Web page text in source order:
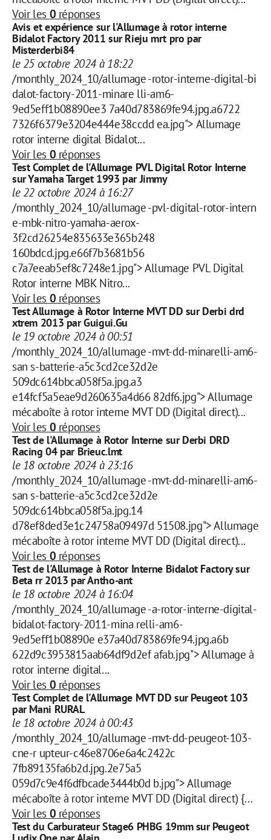
Voir les 0 réponses
Avis et expérience sur l'Allumage à rotor interne
Bidalot Factory 2011 sur Rieju mrt pro par
Misterderbi84
le 25 octobre 2024 à 18:22
/monthly_2024_10/allumage -rotor-interne-digital-bi
dalot-factory-2011-minare lli-am6-
9ed5eff1b08890ee3 7a40d783869fe94.jpg.a6722
7326f6379e3204e444e38ccdd ea.jpg"> Allumage
rotor interne digital Bidalot...
Voir les 0 réponses
Test Complet de l'Allumage PVL Digital Rotor Interne
sur Yamaha Target 1993 par Jimmy
le 22 octobre 2024 à 16:27
/monthly_2024_10/allumage -pvl-digital-rotor-intern
e-mbk-nitro-yamaha-aerox-
3f2cd26254e835633e365b248
160bdcd.jpg.e66f7b3681b56
c7a7eeab5ef8c7248e1.jpg"> Allumage PVL Digital
Rotor interne MBK Nitro...
Voir les 0 réponses
Test Allumage à Rotor Interne MVT DD sur Derbi drd
xtrem 2013 par Guigui.Gu
le 19 octobre 2024 à 00:51
/monthly_2024_10/allumage -mvt-dd-minarelli-am6-
san s-batterie-a5c3cd2ce32d2e
509dc614bbca058f5a.jpg.a3
e14fcf5a5eae9d260635a4d66 82df6.jpg"> Allumage
mécaboîte à rotor interne MVT DD (Digital direct)...
Voir les 0 réponses
Test de l'Allumage à Rotor Interne sur Derbi DRD
Racing 04 par Brieuc.lmt
le 18 octobre 2024 à 23:16
/monthly_2024_10/allumage -mvt-dd-minarelli-am6-
san s-batterie-a5c3cd2ce32d2e
509dc614bbca058f5a.jpg.14
d78ef8ded3e1c24758a09497d 51508.jpg"> Allumage
mécaboîte à rotor interne MVT DD (Digital direct)...
Voir les 0 réponses
Test de l'Allumage à Rotor Interne Bidalot Factory sur
Beta rr 2013 par Antho-ant
le 18 octobre 2024 à 16:04
/monthly_2024_10/allumage -a-rotor-interne-digital-
bidalot-factory-2011-mina relli-am6-
9ed5eff1b08890e e37a40d783869fe94.jpg.a6b
622d9c3953815aab64df9d2ef afab.jpg"> Allumage à
rotor interne digital...
Voir les 0 réponses
Test Complet de l'Allumage MVT DD sur Peugeot 103
par Mani RURAL
le 18 octobre 2024 à 00:43
/monthly_2024_10/allumage -mvt-dd-peugeot-103-
cne-r upteur-c46e8706e6a4c2422c
7fb89135fa6b2d.jpg.2e75a5
059d7c9e4f6dfbcade3444b0d b.jpg"> Allumage
mécaboîte à rotor interne MVT DD (Digital direct) {...
Voir les 0 réponses
Test du Carburateur Stage6 PHBG 19mm sur Peugeot